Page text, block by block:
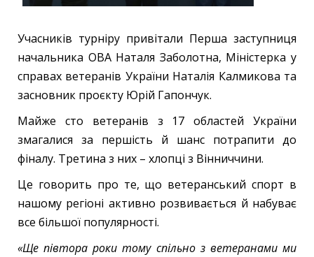
Учасників турніру привітали Перша заступниця
начальника ОВА Наталя Заболотна, Міністерка у
справах ветеранів України Наталія Калмикова та
засновник проєкту Юрій Гапончук.
Майже сто ветеранів з 17 областей України
змагалися за першість й шанс потрапити до
фіналу. Третина з них – хлопці з Вінниччини.
Це говорить про те, що ветеранський спорт в
нашому регіоні активно розвивається й набуває
все більшої популярності.
«Ще півтора роки тому спільно з ветеранами ми